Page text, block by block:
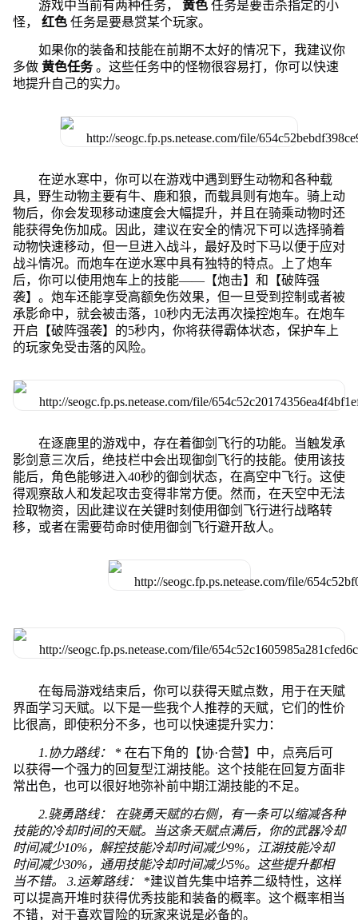
游戏中当前有两种任务， 黄色 任务是要击杀指定的小
怪， 红色 任务是要悬赏某个玩家。
如果你的装备和技能在前期不太好的情况下，我建议你
多做 黄色任务。这些任务中的怪物很容易打，你可以快速
地提升自己的实力。
在逆水寒中，你可以在游戏中遇到野生动物和各种载
具，野生动物主要有牛、鹿和狼，而载具则有炮车。骑上动
物后，你会发现移动速度会大幅提升，并且在骑乘动物时还
能获得免伤加成。因此，建议在安全的情况下可以选择骑着
动物快速移动，但一旦进入战斗，最好及时下马以便于应对
战斗情况。而炮车在逆水寒中具有独特的特点。上了炮车
后，你可以使用炮车上的技能——【炮击】和【破阵强
袭】。炮车还能享受高额免伤效果，但一旦受到控制或者被
承影命中，就会被击落，10秒内无法再次操控炮车。在炮车
开启【破阵强袭】的5秒内，你将获得霸体状态，保护车上
的玩家免受击落的风险。
在逐鹿里的游戏中，存在着御剑飞行的功能。当触发承
影剑意三次后，绝技栏中会出现御剑飞行的技能。使用该技
能后，角色能够进入40秒的御剑状态，在高空中飞行。这使
得观察敌人和发起攻击变得非常方便。然而，在天空中无法
捡取物资，因此建议在关键时刻使用御剑飞行进行战略转
移，或者在需要苟命时使用御剑飞行避开敌人。
在每局游戏结束后，你可以获得天赋点数，用于在天赋
界面学习天赋。以下是一些我个人推荐的天赋，它们的性价
比很高，即使积分不多，也可以快速提升实力：
1.协力路线： * 在右下角的【协·合营】中，点亮后可
以获得一个强力的回复型江湖技能。这个技能在回复方面非
常出色，也可以很好地弥补前中期江湖技能的不足。
2.骁勇路线： 在骁勇天赋的右侧，有一条可以缩减各种
技能的冷却时间的天赋。当这条天赋点满后，你的武器冷却
时间减少10%，解控技能冷却时间减少9%，江湖技能冷却
时间减少30%，通用技能冷却时间减少5%。这些提升都相
当不错。 3.运筹路线： *建议首先集中培养二级特性，这样
可以提高开堆时获得优秀技能和装备的概率。这个概率相当
不错，对于喜欢冒险的玩家来说是必备的。